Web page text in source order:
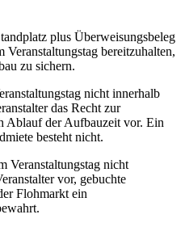
plus Überweisungsbeleg
bereitzuhalten,
zu sichern.
nicht innerhalb
das Recht zur
Ablauf der Aufbauzeit vor. Ein
besteht nicht.
Veranstaltungstag nicht
vor, gebuchte
Flohmarkt ein